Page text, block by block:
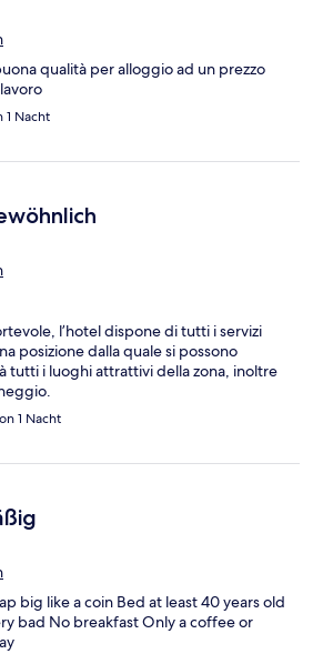
qualità per alloggio ad un prezzo
1 Nacht
l’hotel dispone di tutti i servizi
posizione dalla quale si possono
tutti i luoghi attrattivi della zona, inoltre
1 Nacht
big like a coin Bed at least 40 years old
bad No breakfast Only a coffee or